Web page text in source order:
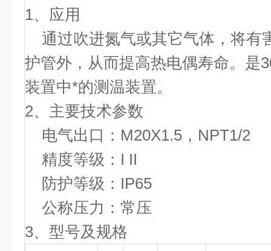
1、应用
通过吹进氮气或其它气体，将有
护管外，从而提高热电偶寿命。是
装置中*的测温装置。
2、主要技术参数
电气出口：M20X1.5，NPT1/2
精度等级：I II
防护等级：IP65
公称压力：常压
3、型号及规格